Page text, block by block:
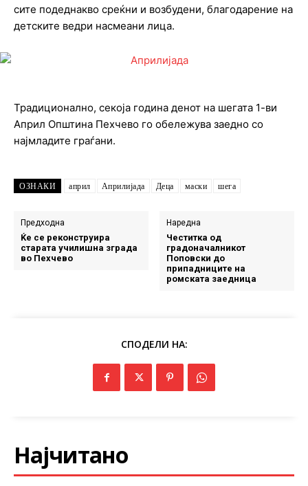
сите подеднакво среќни и возбудени, благодарение на
детските ведри насмеани лица.
Традиционално, секоја година денот на шегата 1-ви
Април Општина Пехчево го обележува заедно со
најмладите граѓани.
ОЗНАКИ април Априлијада Деца маски шега
Предходна
Ќе се реконструира
старата училишна зграда
во Пехчево
Наредна
Честитка од
градоначалникот
Поповски до
припадниците на
ромската заедница
СПОДЕЛИ НА:
Најчитано